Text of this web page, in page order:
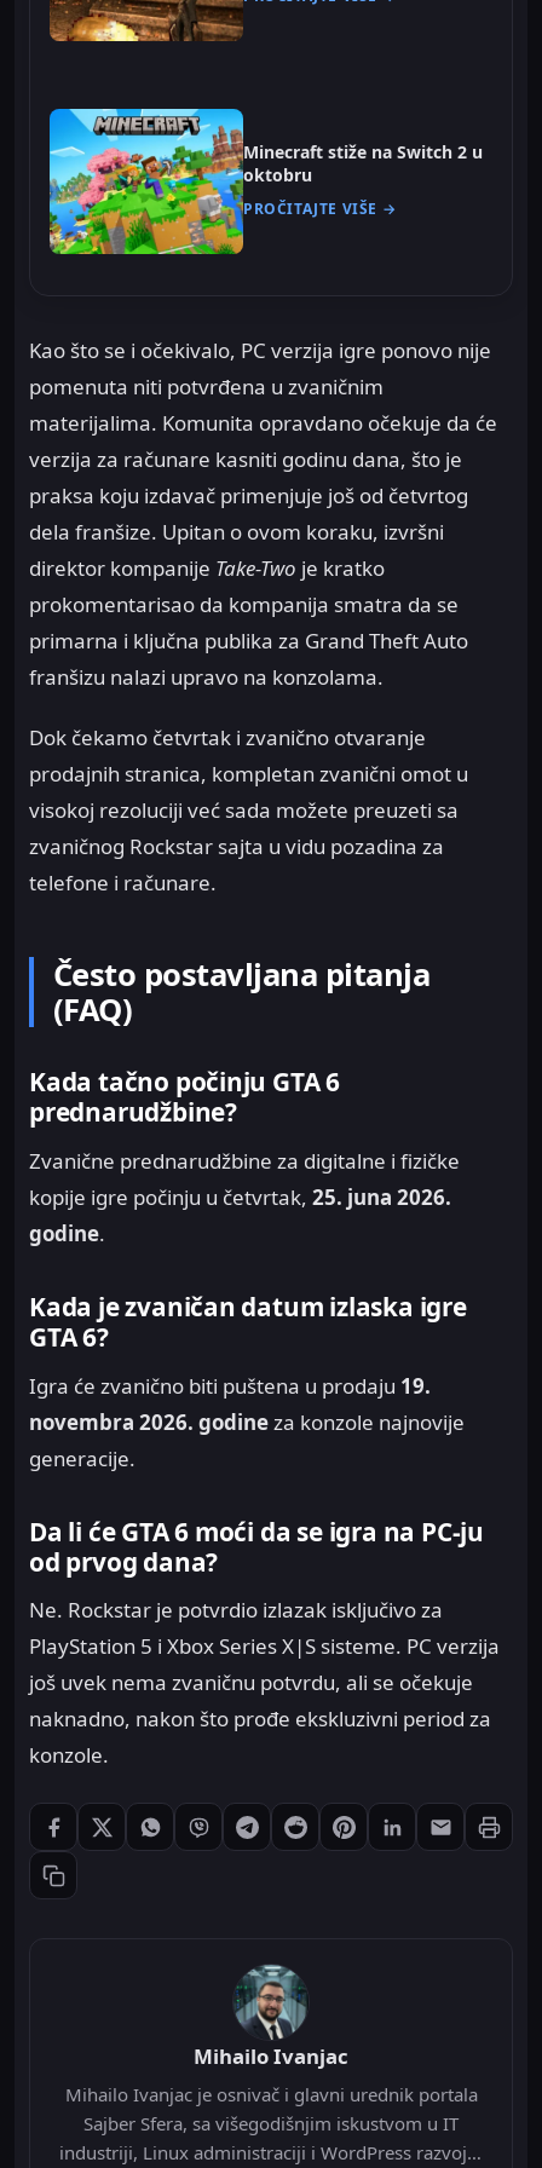
Minecraft stiže na Switch 2 u
oktobru
PROČITAJTE VIŠE →
Kao što se i očekivalo, PC verzija igre ponovo nije
pomenuta niti potvrđena u zvaničnim
materijalima. Komunita opravdano očekuje da će
verzija za računare kasniti godinu dana, što je
praksa koju izdavač primenjuje još od četvrtog
dela franšize. Upitan o ovom koraku, izvršni
direktor kompanije Take-Two je kratko
prokomentarisao da kompanija smatra da se
primarna i ključna publika za Grand Theft Auto
franšizu nalazi upravo na konzolama.
Dok čekamo četvrtak i zvanično otvaranje
prodajnih stranica, kompletan zvanični omot u
visokoj rezoluciji već sada možete preuzeti sa
zvaničnog Rockstar sajta u vidu pozadina za
telefone i računare.
Često postavljana pitanja
(FAQ)
Kada tačno počinju GTA 6
prednarudžbine?
Zvanične prednarudžbine za digitalne i fizičke
kopije igre počinju u četvrtak, 25. juna 2026.
godine.
Kada je zvaničan datum izlaska igre
GTA 6?
Igra će zvanično biti puštena u prodaju 19.
novembra 2026. godine za konzole najnovije
generacije.
Da li će GTA 6 moći da se igra na PC-ju
od prvog dana?
Ne. Rockstar je potvrdio izlazak isključivo za
PlayStation 5 i Xbox Series X|S sisteme. PC verzija
još uvek nema zvaničnu potvrdu, ali se očekuje
naknadno, nakon što prođe ekskluzivni period za
konzole.
Podeli: Facebook
Podeli: XPodeli: WhatsApp
Podeli: Viber
Podeli: Telegram
Podeli: Reddit
Podeli: Pinterest
Podeli: LinkedIn
Podeli:
Kopiraj link
Mihailo Ivanjac
Mihailo Ivanjac je osnivač i glavni urednik portala
Sajber Sfera, sa višegodišnjim iskustvom u IT
industriji, Linux administraciji i WordPress razvoju.